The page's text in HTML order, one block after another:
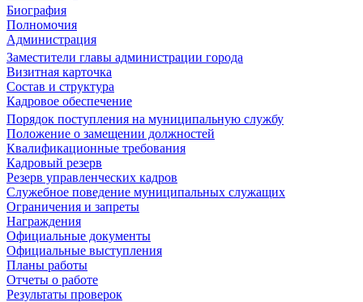
Биография
Полномочия
Администрация
Заместители главы администрации города
Визитная карточка
Состав и структура
Кадровое обеспечение
Порядок поступления на муниципальную службу
Положение о замещении должностей
Квалификационные требования
Кадровый резерв
Резерв управленческих кадров
Служебное поведение муниципальных служащих
Ограничения и запреты
Награждения
Официальные документы
Официальные выступления
Планы работы
Отчеты о работе
Результаты проверок